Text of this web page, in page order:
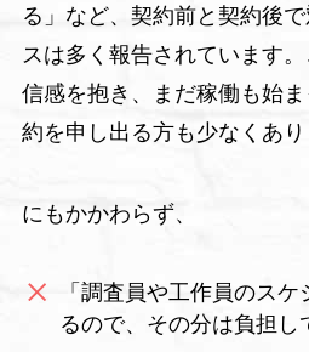
る」など、契約前と契約後
スは多く報告されています
信感を抱き、まだ稼働も始
約を申し出る方も少なくあり
にもかかわらず、
「調査員や工作員のス
るので、その分は負担し